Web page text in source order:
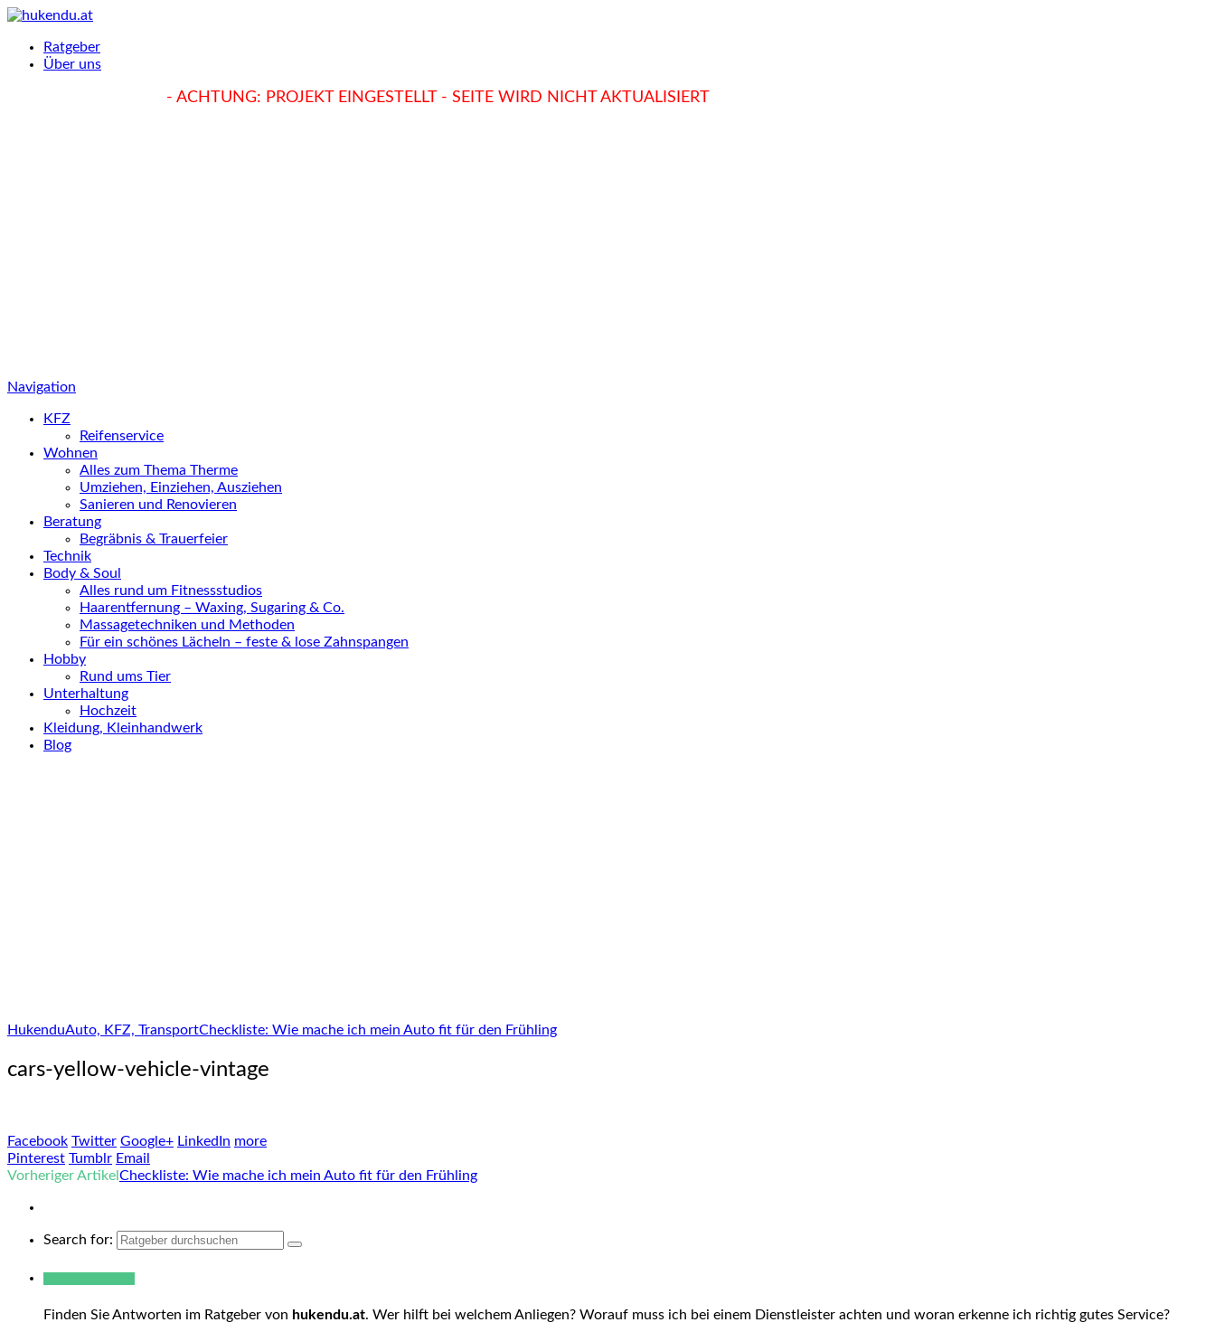
Ratgeber
Über uns
- ACHTUNG: PROJEKT EINGESTELLT - SEITE WIRD NICHT AKTUALISIERT
Navigation
KFZ
Reifenservice
Wohnen
Alles zum Thema Therme
Umziehen, Einziehen, Ausziehen
Sanieren und Renovieren
Beratung
Begräbnis & Trauerfeier
Technik
Body & Soul
Alles rund um Fitnessstudios
Haarentfernung – Waxing, Sugaring & Co.
Massagetechniken und Methoden
Für ein schönes Lächeln – feste & lose Zahnspangen
Hobby
Rund ums Tier
Unterhaltung
Hochzeit
Kleidung, Kleinhandwerk
Blog
HukenduAuto, KFZ, TransportCheckliste: Wie mache ich mein Auto fit für den Frühling
cars-yellow-vehicle-vintage
Facebook Twitter Google+ LinkedIn more
Pinterest Tumblr Email
Vorheriger Artikel Checkliste: Wie mache ich mein Auto fit für den Frühling
Search for:
Finden Sie Antworten im Ratgeber von hukendu.at. Wer hilft bei welchem Anliegen? Worauf muss ich bei einem Dienstleister achten und woran erkenne ich richtig gutes Service?